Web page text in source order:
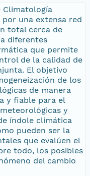
Climatología
una extensa red
total cerca de
diferentes
que permite
de la calidad de
El objetivo
de los
de manera
y fiable para el
y
índole climática
pueden ser la
que evalúen el
todo, los posibles
del cambio